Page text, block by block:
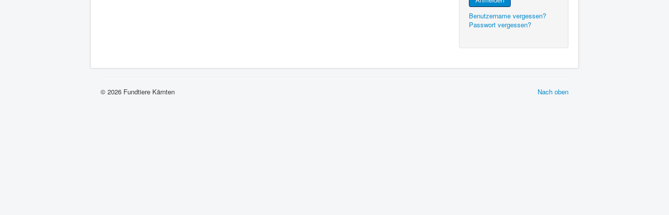
Benutzername vergessen?
Passwort vergessen?
Nach oben
© 2026 Fundtiere Kärnten